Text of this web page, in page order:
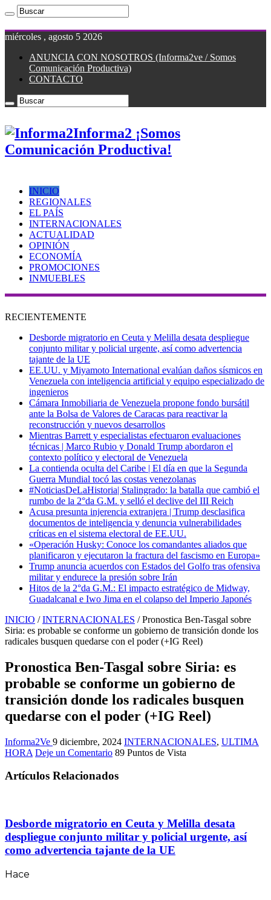
miércoles , agosto 5 2026
ANUNCIA CON NOSOTROS (Informa2ve / Somos
Comunicación Productiva)
CONTACTO
Informa2 ¡Somos
Comunicación Productiva!
INICIO
REGIONALES
EL PAÍS
INTERNACIONALES
ACTUALIDAD
OPINIÓN
ECONOMÍA
PROMOCIONES
INMUEBLES
RECIENTEMENTE
Desborde migratorio en Ceuta y Melilla desata despliegue
conjunto militar y policial urgente, así como advertencia
tajante de la UE
EE.UU. y Miyamoto International evalúan daños sísmicos en
Venezuela con inteligencia artificial y equipo especializado de
ingenieros
Cámara Inmobiliaria de Venezuela propone fondo bursátil
ante la Bolsa de Valores de Caracas para reactivar la
reconstrucción y nuevos desarrollos
Mientras Barrett y especialistas efectuaron evaluaciones
técnicas | Marco Rubio y Donald Trump abordaron el
contexto político y electoral de Venezuela
La contienda oculta del Caribe | El día en que la Segunda
Guerra Mundial tocó las costas venezolanas
#NoticiasDeLaHistoria| Stalingrado: la batalla que cambió el
rumbo de la 2°da G.M. y selló el declive del III Reich
Acusa presunta injerencia extranjera | Trump desclasifica
documentos de inteligencia y denuncia vulnerabilidades
críticas en el sistema electoral de EE.UU.
«Operación Husky: Conoce los comandantes aliados que
planificaron y ejecutaron la fractura del fascismo en Europa»
Trump anuncia acuerdos con Estados del Golfo tras ofensiva
militar y endurece la presión sobre Irán
Hitos de la 2°da G.M.: El impacto estratégico de Midway,
Guadalcanal e Iwo Jima en el colapso del Imperio Japonés
INICIO / INTERNACIONALES / Pronostica Ben-Tasgal sobre
Siria: es probable se conforme un gobierno de transición donde los
radicales busquen quedarse con el poder (+IG Reel)
Pronostica Ben-Tasgal sobre Siria: es
probable se conforme un gobierno de
transición donde los radicales busquen
quedarse con el poder (+IG Reel)
Informa2Ve 9 diciembre, 2024 INTERNACIONALES, ULTIMA
HORA Deje un Comentario 89 Puntos de Vista
Artículos Relacionados
Desborde migratorio en Ceuta y Melilla desata
despliegue conjunto militar y policial urgente, así
como advertencia tajante de la UE
Hace